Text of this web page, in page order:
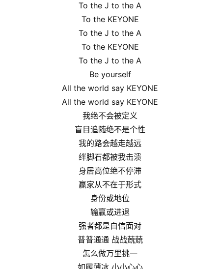
To the J to the A
To the KEYONE
To the J to the A
To the KEYONE
To the J to the A
Be yourself
All the world say KEYONE
All the world say KEYONE
我绝不会被定义
盲目追随绝不是个性
我的路会越走越远
绊脚石都被我击溃
身居高位绝不停滞
赢家从不在于形式
身份或地位
输赢或进退
强者都是自信面对
普普通通 战战兢兢
怎么做万里挑一
如履薄冰 小小心心